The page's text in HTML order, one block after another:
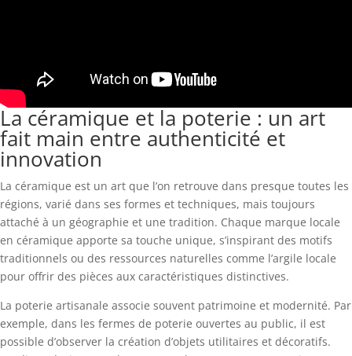
La céramique et la poterie : un art
fait main entre authenticité et
innovation
La céramique est un art que l’on retrouve dans presque toutes les
régions, varié dans ses formes et techniques, mais toujours
attaché à un géographie et une tradition. Chaque marque locale
en céramique apporte sa touche unique, s’inspirant des motifs
traditionnels ou des ressources naturelles comme l’argile locale
pour offrir des pièces aux caractéristiques distinctives.
La poterie artisanale associe souvent patrimoine et modernité. Par
exemple, dans les fermes de poterie ouvertes au public, il est
possible d’observer la création d’objets utilitaires et décoratifs.